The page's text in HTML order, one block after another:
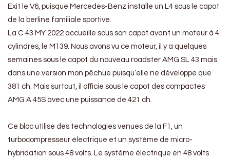
Exit le V6, puisque Mercedes-Benz installe un L4 sous le capot
de la berline familiale sportive.
La C 43 MY 2022 accueille sous son capot avant un moteur à 4
cylindres, le M139. Nous avons vu ce moteur, il y a quelques
semaines sous le capot du nouveau roadster AMG SL 43 mais
dans une version mon pêchue puisqu’elle ne développe que
381 ch. Mais surtout, il officie sous le capot des compactes
AMG A 45S avec une puissance de 421 ch.
Ce bloc utilise des technologies venues de la F1, un
turbocompresseur électrique et un système de micro-
hybridation sous 48 volts. Le système électrique en 48 volts